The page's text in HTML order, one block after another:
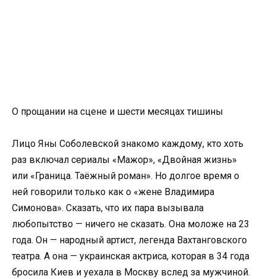
О прощании на сцене и шести месяцах тишины
Лицо Яны Соболевской знакомо каждому, кто хоть
раз включал сериалы «Мажор», «Двойная жизнь»
или «Граница. Таёжный роман». Но долгое время о
ней говорили только как о «жене Владимира
Симонова». Сказать, что их пара вызывала
любопытство — ничего не сказать. Она моложе на 23
года. Он — народный артист, легенда Вахтанговского
театра. А она — украинская актриса, которая в 34 года
бросила Киев и уехала в Москву вслед за мужчиной.